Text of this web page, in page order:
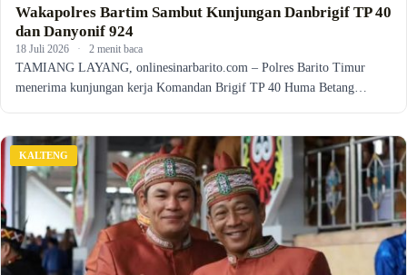
Wakapolres Bartim Sambut Kunjungan Danbrigif TP 40
dan Danyonif 924
18 Juli 2026 · 2 menit baca
TAMIANG LAYANG, onlinesinarbarito.com – Polres Barito Timur
menerima kunjungan kerja Komandan Brigif TP 40 Huma Betang…
KALTENG